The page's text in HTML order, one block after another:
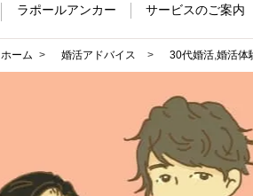
ラポールアンカー サービスのご案内
ホーム 婚活アドバイス 30代婚活,婚活体